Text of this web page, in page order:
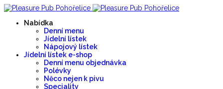
Nabídka
Denní menu
Jídelní lístek
Nápojový lístek
Jídelní lístek e-shop
Denní menu objednávka
Polévky
Něco nejen k pivu
Speciality